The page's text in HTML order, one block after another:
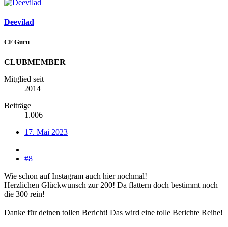
Deevilad
CF Guru
CLUBMEMBER
Mitglied seit
2014
Beiträge
1.006
17. Mai 2023
#8
Wie schon auf Instagram auch hier nochmal!
Herzlichen Glückwunsch zur 200! Da flattern doch bestimmt noch
die 300 rein!
Danke für deinen tollen Bericht! Das wird eine tolle Berichte Reihe!